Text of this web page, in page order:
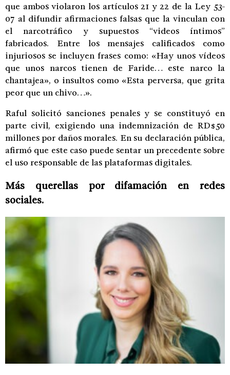
que ambos violaron los artículos 21 y 22 de la Ley 53-
07 al difundir afirmaciones falsas que la vinculan con
el narcotráfico y supuestos “videos íntimos”
fabricados. Entre los mensajes calificados como
injuriosos se incluyen frases como: «Hay unos vídeos
que unos narcos tienen de Faride… este narco la
chantajea», o insultos como «Esta perversa, que grita
peor que un chivo…».
Raful solicitó sanciones penales y se constituyó en
parte civil, exigiendo una indemnización de RD$50
millones por daños morales. En su declaración pública,
afirmó que este caso puede sentar un precedente sobre
el uso responsable de las plataformas digitales.
Más querellas por difamación en redes
sociales.